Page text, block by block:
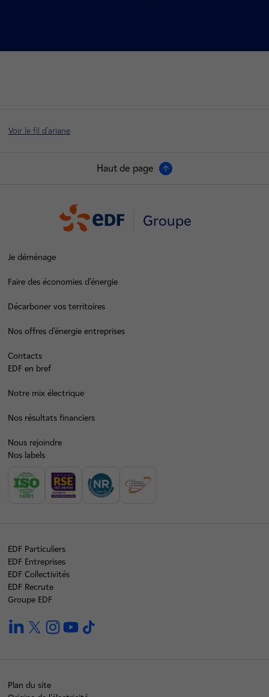
Voir le fil d'ariane
Haut de page
Groupe
Je déménage
Faire des économies d’énergie
Décarboner vos territoires
Nos offres d’énergie entreprises
Contacts
EDF en bref
Notre mix électrique
Nos résultats financiers
Nous rejoindre
Nos labels
EDF Particuliers
EDF Entreprises
EDF Collectivités
EDF Recrute
Groupe EDF
linkedintwitterinstagramyoutube
Plan du site